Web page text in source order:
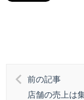
前の記事
店舗の売上は